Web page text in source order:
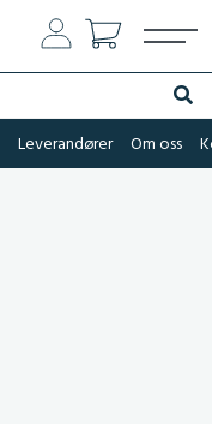
Søk
Leverandører Om oss